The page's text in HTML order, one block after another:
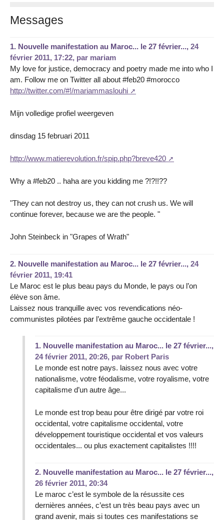
Messages
1. Nouvelle manifestation au Maroc... le 27 février..., 24
février 2011, 17:22, par mariam
My love for justice, democracy and poetry made me into who I
am. Follow me on Twitter all about #feb20 #morocco
http://twitter.com/#!/mariammaslouhi
Mijn volledige profiel weergeven
dinsdag 15 februari 2011
http://www.matierevolution.fr/spip.php?breve420
Why a #feb20 .. haha are you kidding me ?!?!!??
"They can not destroy us, they can not crush us. We will
continue forever, because we are the people. "
John Steinbeck in "Grapes of Wrath"
2. Nouvelle manifestation au Maroc... le 27 février..., 24
février 2011, 19:41
Le Maroc est le plus beau pays du Monde, le pays ou l’on
élève son âme.
Laissez nous tranquille avec vos revendications néo-
communistes pilotées par l’extrême gauche occidentale !
1. Nouvelle manifestation au Maroc... le 27 février...,
24 février 2011, 20:26, par Robert Paris
Le monde est notre pays. laissez nous avec votre
nationalisme, votre féodalisme, votre royalisme, votre
capitalisme d’un autre âge...
Le monde est trop beau pour être dirigé par votre roi
occidental, votre capitalisme occidental, votre
développement touristique occidental et vos valeurs
occidentales... ou plus exactement capitalistes !!!!
2. Nouvelle manifestation au Maroc... le 27 février...,
26 février 2011, 20:34
Le maroc c’est le symbole de la résussite ces
dernières années, c’est un très beau pays avec un
grand avenir, mais si toutes ces manifestations se